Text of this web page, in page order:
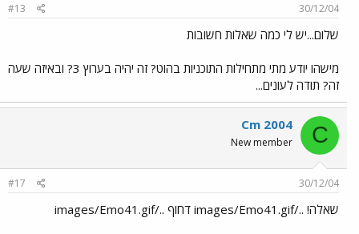
30/12/04
#13
שלום...יש לי כמה שאלות חשובות
מישהו יודע מתי מתחילות התוכניות בהוט? זה יהיה בערוץ 3? ובאיזה שעה
זה? תודה לעונים...
C
Cm 2004
New member
30/12/04
#17
שאלה! ../images/Emo41.gif דחוף ../images/Emo41.gif